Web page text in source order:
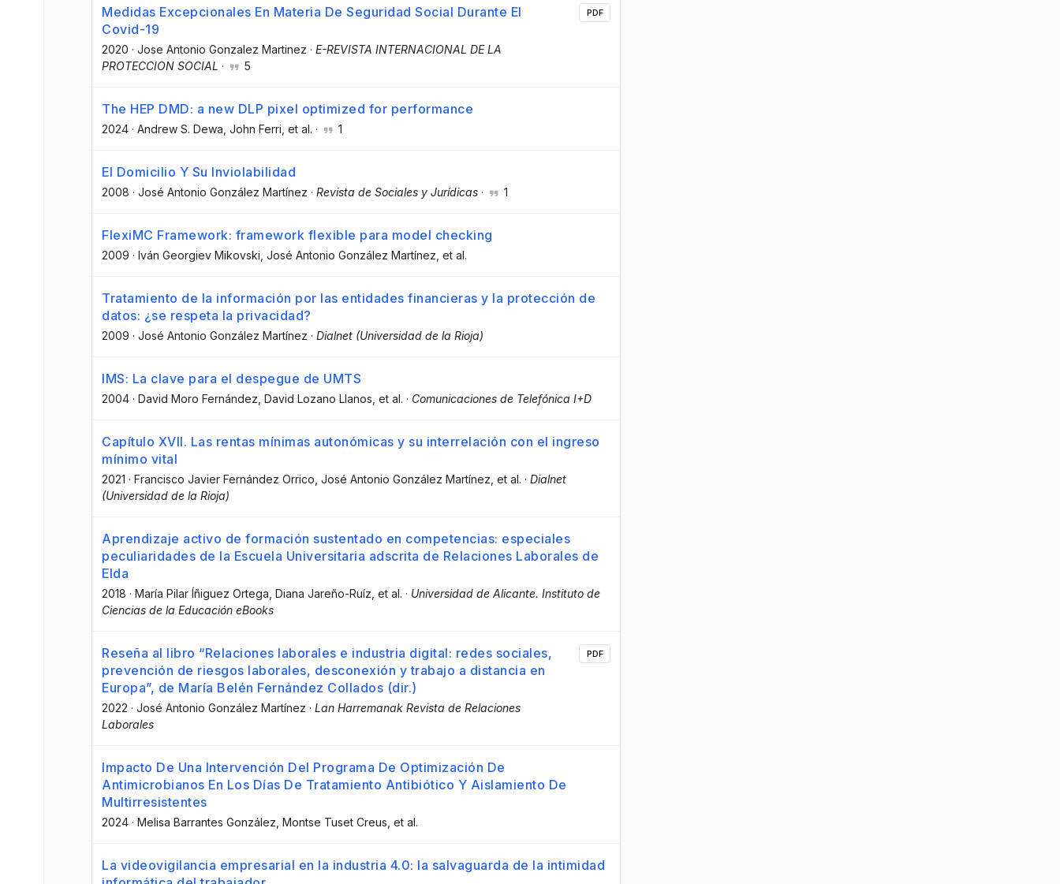
Medidas Excepcionales En Materia De Seguridad Social Durante El
Covid-19
2020 · Jose Antonio Gonzalez Martinez · E-REVISTA INTERNACIONAL DE LA
PROTECCION SOCIAL · 5
PDF
The HEP DMD: a new DLP pixel optimized for performance
2024 · Andrew S. Dewa , John Ferri , et al. · 1
El Domicilio Y Su Inviolabilidad
2008 · José Antonio González Martínez · Revista de Sociales y Jurídicas · 1
FlexiMC Framework: framework flexible para model checking
2009 · Iván Georgiev Mikovski , José Antonio González Martínez , et al.
Tratamiento de la información por las entidades financieras y la protección de
datos: ¿se respeta la privacidad?
2009 · José Antonio González Martínez · Dialnet (Universidad de la Rioja)
IMS: La clave para el despegue de UMTS
2004 · David Moro Fernández , David Lozano Llanos , et al. · Comunicaciones de Telefónica I+D
Capítulo XVII. Las rentas mínimas autonómicas y su interrelación con el ingreso
mínimo vital
2021 · Francisco Javier Fernández Orrico , José Antonio González Martínez , et al. · Dialnet
(Universidad de la Rioja)
Aprendizaje activo de formación sustentado en competencias: especiales
peculiaridades de la Escuela Universitaria adscrita de Relaciones Laborales de
Elda
2018 · María Pilar Íñiguez Ortega , Diana Jareño-Ruíz , et al. · Universidad de Alicante. Instituto de
Ciencias de la Educación eBooks
Reseña al libro “Relaciones laborales e industria digital: redes sociales,
prevención de riesgos laborales, desconexión y trabajo a distancia en
Europa”, de María Belén Fernández Collados (dir.)
2022 · José Antonio González Martínez · Lan Harremanak Revista de Relaciones
Laborales
PDF
Impacto De Una Intervención Del Programa De Optimización De
Antimicrobianos En Los Días De Tratamiento Antibiótico Y Aislamiento De
Multirresistentes
2024 · Melisa Barrantes González , Montse Tuset Creus , et al.
La videovigilancia empresarial en la industria 4.0: la salvaguarda de la intimidad